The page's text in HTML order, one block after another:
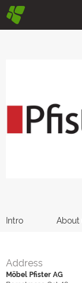
§
Intro About
Address
Möbel Pfister AG